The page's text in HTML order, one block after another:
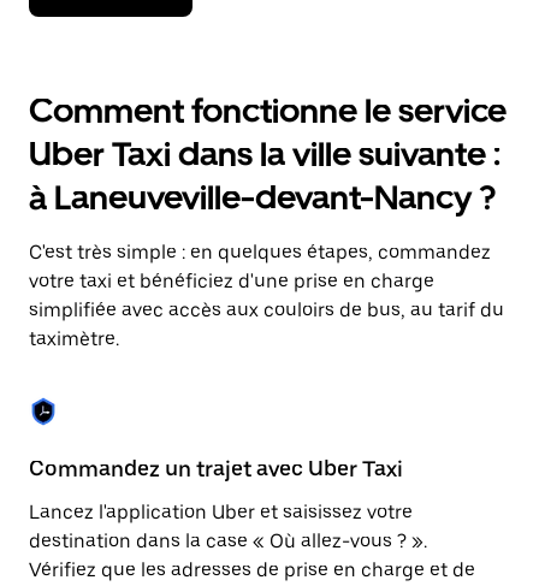
la
bas
pour
ouvrir
le
calendrier
et
une
date.
Appuyez
sur
la
pour
fermer
calendrier.
Comment fonctionne le service
Uber Taxi dans la ville suivante :
à Laneuveville-devant-Nancy ?
C'est très simple : en quelques étapes, commandez
votre taxi et bénéficiez d'une prise en charge
simplifiée avec accès aux couloirs de bus, au tarif du
taximètre.
Commandez un trajet avec Uber Taxi
Lancez l'application Uber et saisissez votre
destination dans la case « Où allez-vous ? ».
Vérifiez que les adresses de prise en charge et de